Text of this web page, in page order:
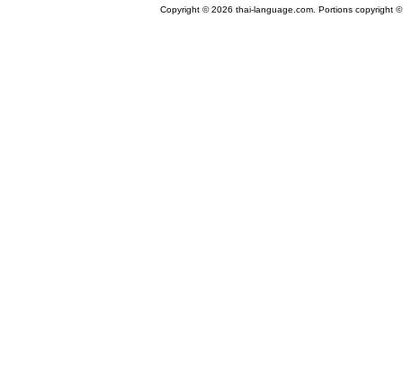
Copyright © 2026 thai-language.com. Portions copyright